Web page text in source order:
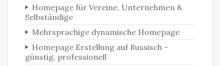
Homepage für Vereine, Unternehmen &
Selbständige‎
Mehrsprachige dynamische Homepage
Homepage Erstellung auf Russisch -
günstig, professionell